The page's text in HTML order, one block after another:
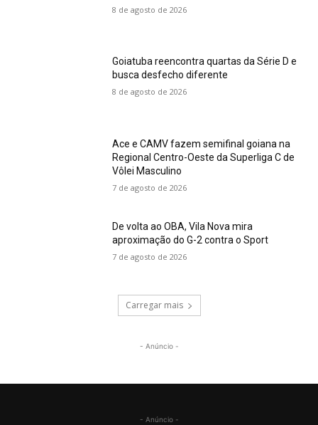
8 de agosto de 2026
Goiatuba reencontra quartas da Série D e
busca desfecho diferente
8 de agosto de 2026
Ace e CAMV fazem semifinal goiana na
Regional Centro-Oeste da Superliga C de
Vôlei Masculino
7 de agosto de 2026
De volta ao OBA, Vila Nova mira
aproximação do G-2 contra o Sport
7 de agosto de 2026
Carregar mais
- Anúncio -
- Anúncio -